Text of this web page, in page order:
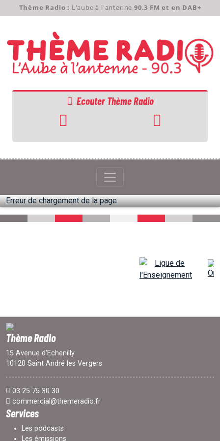
Thème Radio : L'aube à l'antenne 90.3 FM et en DAB+
Ecouter Thème Radio
ACCUEIL
GRILLE
PODCASTS
EMISSIONS
Erreur de chargement de la page.
Thème Radio
15 Avenue d'Echenilly
10120 Saint André les Vergers
03 25 75 30 30
commercial@themeradio.fr
Services
Les podcasts
Les émissions